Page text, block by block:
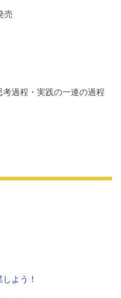
売
過程・実践の一連の過程
よう！